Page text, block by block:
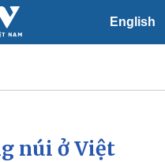
English
hội
núi ở Việt